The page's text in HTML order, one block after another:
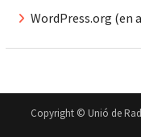
WordPress.org (en
Copyright © Unió de